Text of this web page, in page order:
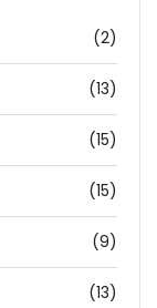
(2)
(13)
(15)
(15)
(9)
(13)